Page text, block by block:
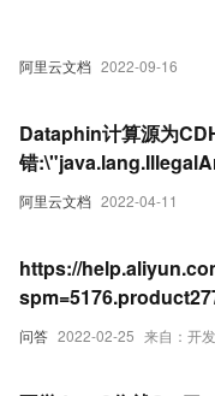
阿里云文档 2022-09-16
阿里云文档 2022-04-11
Dataphin计算源为
错
问答 2022-02-25 来自：开
https://
异常，这些是什么原